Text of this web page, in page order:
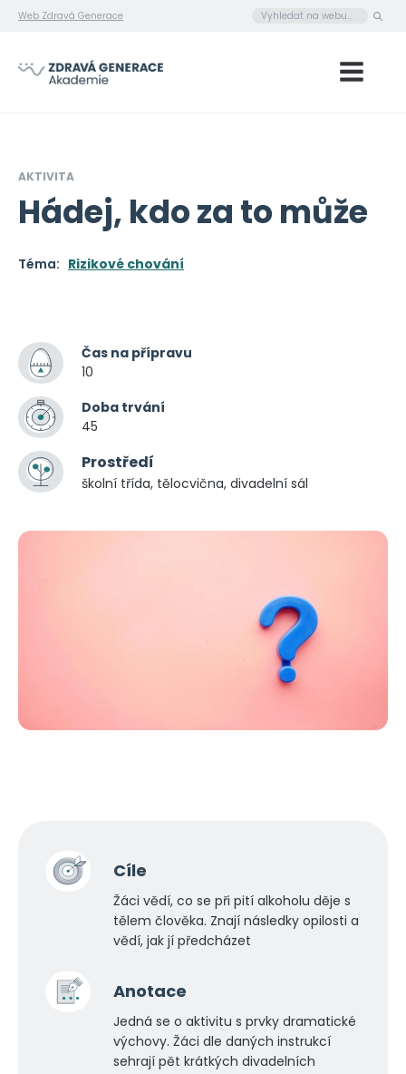
Web Zdravá Generace
AKTIVITA
Hádej, kdo za to může
Téma: Rizikové chování
Čas na přípravu
10
Doba trvání
45
Prostředí
školní třída, tělocvična, divadelní sál
Cíle
Žáci vědí, co se při pití alkoholu děje s
tělem člověka. Znají následky opilosti a
vědí, jak jí předcházet
Anotace
Jedná se o aktivitu s prvky dramatické
výchovy. Žáci dle daných instrukcí
sehrají pět krátkých divadelních